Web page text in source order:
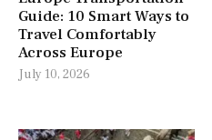
Guide: 10 Smart Ways to
Travel Comfortably
Across Europe
July 10, 2026